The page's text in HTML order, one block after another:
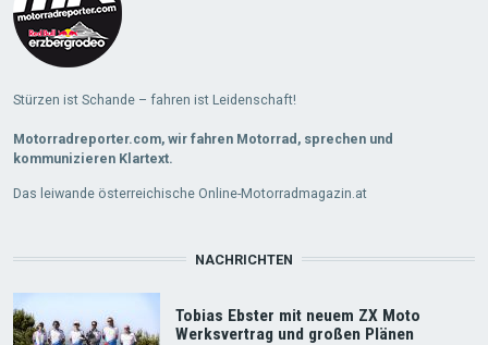
Stürzen ist Schande – fahren ist Leidenschaft!
Motorradreporter.com, wir fahren Motorrad, sprechen und
kommunizieren Klartext.
Das leiwande österreichische Online-Motorradmagazin.at
NACHRICHTEN
Tobias Ebster mit neuem ZX Moto
Werksvertrag und großen Plänen